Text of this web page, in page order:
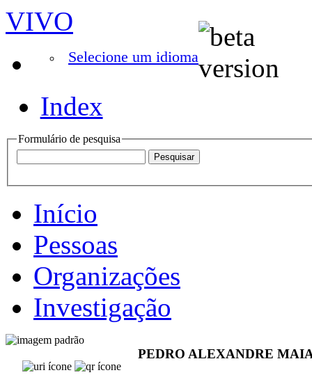
VIVO
Selecione um idioma
Index
Formulário de pesquisa
Início
Pessoas
Organizações
Investigação
PEDRO ALEXANDRE